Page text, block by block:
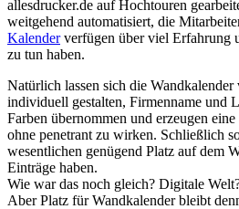
allesdrucker.de auf Hochtouren
weitgehend automatisiert, die
Kalenderverfügen über viel Erfahrung
zu tun haben.
Natürlich lassen sich die Wandkalender
individuell gestalten, Firmenname und
Farben übernommen und erzeugen
ohne penetrant zu wirken. Schließlich
wesentlichen genügend Platz auf dem
Einträge haben.
Wie war das noch gleich? Digitale
Aber Platz für Wandkalender bleibt